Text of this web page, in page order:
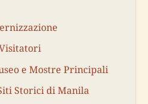
e Mostre Principali
Storici di Manila